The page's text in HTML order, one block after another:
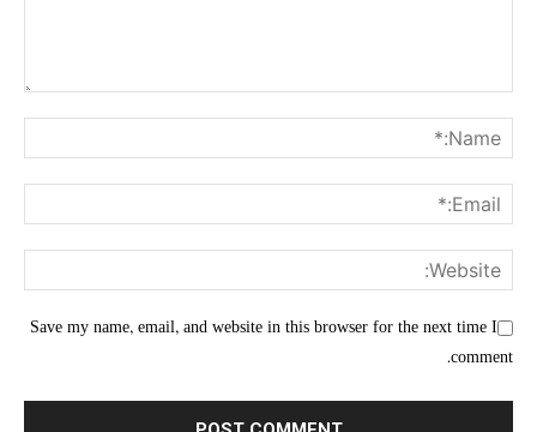
Save my name, email, and website in this browser for the next time I
comment.